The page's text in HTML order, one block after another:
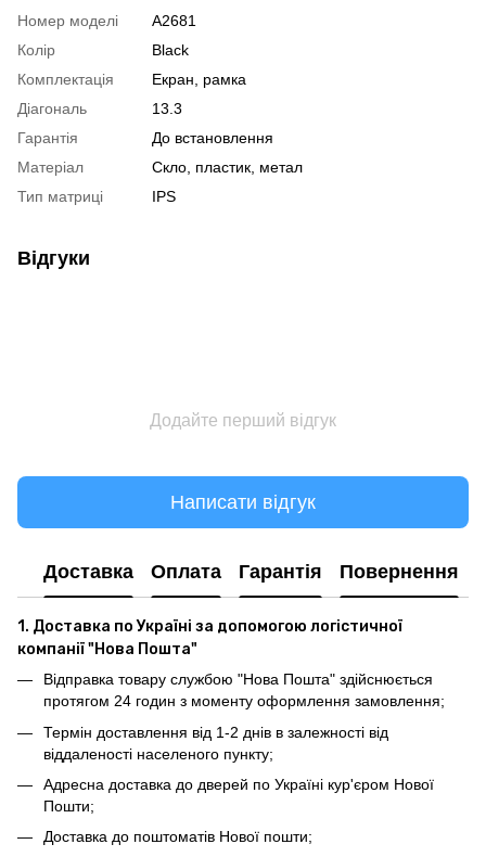
Номер моделі
A2681
Колір
Black
Комплектація
Екран, рамка
Діагональ
13.3
Гарантія
До встановлення
Матеріал
Скло, пластик, метал
Тип матриці
IPS
Відгуки
Додайте перший відгук
Написати відгук
Доставка Оплата Гарантія Повернення
1. Доставка по Україні за допомогою логістичної
компанії "Нова Пошта"
Відправка товару службою "Нова Пошта" здійснюється
протягом 24 годин з моменту оформлення замовлення;
Термін доставлення від 1-2 днів в залежності від
віддаленості населеного пункту;
Адресна доставка до дверей по Україні кур'єром Нової
Пошти;
Доставка до поштоматів Нової пошти;